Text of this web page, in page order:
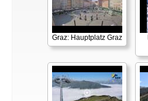
Graz: Hauptplatz Graz